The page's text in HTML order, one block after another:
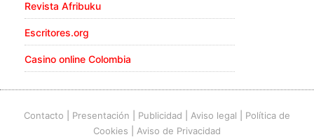
Revista Afribuku
Escritores.org
Casino online Colombia
Contacto Presentación Publicidad Aviso legal
Política de
Cookies
Aviso de Privacidad